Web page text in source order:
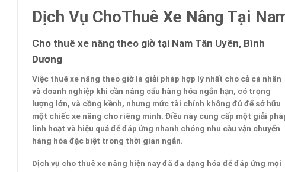
Dịch Vụ ChoThuê Xe Nâng Tại
Cho thuê xe nâng theo giờ tại Nam Tân Uyên, Bình
Dương
Việc thuê xe nâng theo giờ là giải pháp hợp lý nhất cho cả cá nhân
và doanh nghiệp khi cần nâng cẩu hàng hóa ngắn hạn, có trọng
lượng lớn, và cồng kềnh, nhưng mức tài chính không đủ để sở hữu
một chiếc xe nâng cho riêng mình. Điều này cung cấp một giải
linh hoạt và hiệu quả để đáp ứng nhanh chóng nhu cầu vận chuyển
hàng hóa đặc biệt trong thời gian ngắn.
Dịch vụ cho thuê xe nâng hiện nay đã đa dạng hóa để đáp ứng mọi